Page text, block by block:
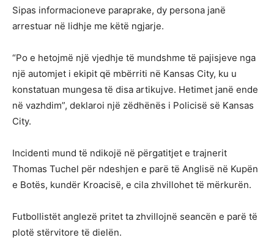
Sipas informacioneve paraprake, dy persona janë
arrestuar në lidhje me këtë ngjarje.
“Po e hetojmë një vjedhje të mundshme të pajisjeve nga
një automjet i ekipit që mbërriti në Kansas City, ku u
konstatuan mungesa të disa artikujve. Hetimet janë ende
në vazhdim”, deklaroi një zëdhënës i Policisë së Kansas
City.
Incidenti mund të ndikojë në përgatitjet e trajnerit
Thomas Tuchel për ndeshjen e parë të Anglisë në Kupën
e Botës, kundër Kroacisë, e cila zhvillohet të mërkurën.
Futbollistët anglezë pritet ta zhvillojnë seancën e parë të
plotë stërvitore të dielën.